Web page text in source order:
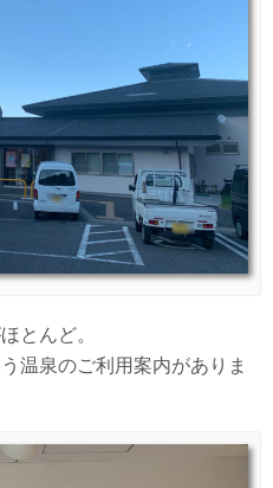
とんど。
温泉のご利用案内がありま